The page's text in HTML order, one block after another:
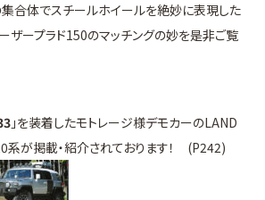
合体でスチールホイールを絶妙に表現した
ーザープラド150のマッチングの妙を是非ご覧
」を装着したモトレージ様デモカーのLAND
系が掲載・紹介されております！ (P242)